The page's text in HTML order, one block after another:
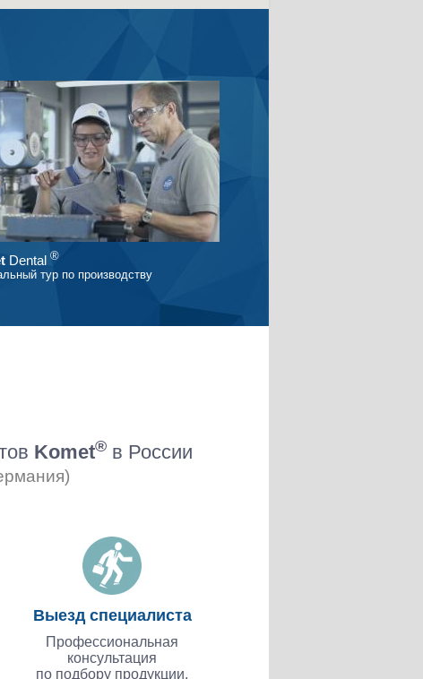
Dental ®
тур по производству
Komet®в России
Выезд специалиста
Профессиональная
консультация
по подбору продукции.